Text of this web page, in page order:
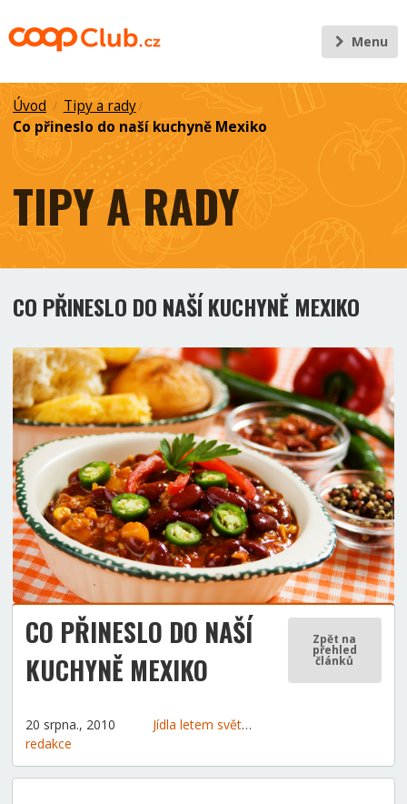
Menu
Úvod / Tipy a rady/
Co přineslo do naší kuchyně Mexiko
TIPY A RADY
CO PŘINESLO DO NAŠÍ KUCHYNĚ MEXIKO
CO PŘINESLO DO NAŠÍ
KUCHYNĚ MEXIKO
Zpět na
přehled
článků
20 srpna., 2010
redakce
Jídla letem světem